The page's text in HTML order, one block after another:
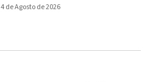
4 de Agosto de 2026